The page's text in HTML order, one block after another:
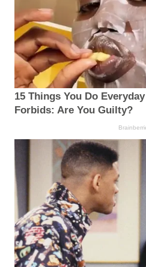
15 Things You Do
Forbids: Are You Guilty?